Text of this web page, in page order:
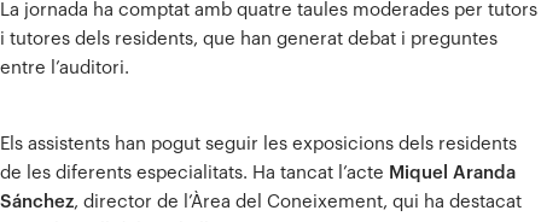
La jornada ha comptat amb quatre taules moderades per tutors
i tutores dels residents, que han generat debat i preguntes
entre l’auditori.
Els assistents han pogut seguir les exposicions dels residents
de les diferents especialitats. Ha tancat l’acte Miquel Aranda
Sánchez, director de l’Àrea del Coneixement, qui ha destacat